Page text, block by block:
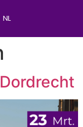
NL